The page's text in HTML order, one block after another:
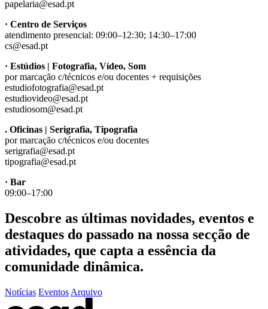
papelaria@esad.pt
· Centro de Serviços
atendimento presencial: 09:00–12:30; 14:30–17:00
cs@esad.pt
· Estúdios | Fotografia, Vídeo, Som
por marcação c/técnicos e/ou docentes + requisições
estudiofotografia@esad.pt
estudiovideo@esad.pt
estudiosom@esad.pt
. Oficinas | Serigrafia, Tipografia
por marcação c/técnicos e/ou docentes
serigrafia@esad.pt
tipografia@esad.pt
· Bar
09:00–17:00
Descobre as últimas novidades, eventos e
destaques do passado na nossa secção de
atividades, que capta a essência da
comunidade dinâmica.
Notícias Eventos Arquivo